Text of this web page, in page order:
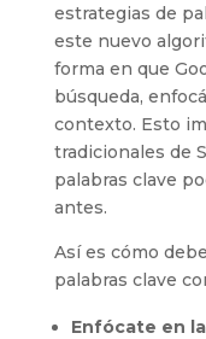
estrategias de
este nuevo
forma en que
búsqueda,
contexto. Esto
tradicionales de
palabras clave
antes.
Así es cómo
palabras clave
Enfócate en